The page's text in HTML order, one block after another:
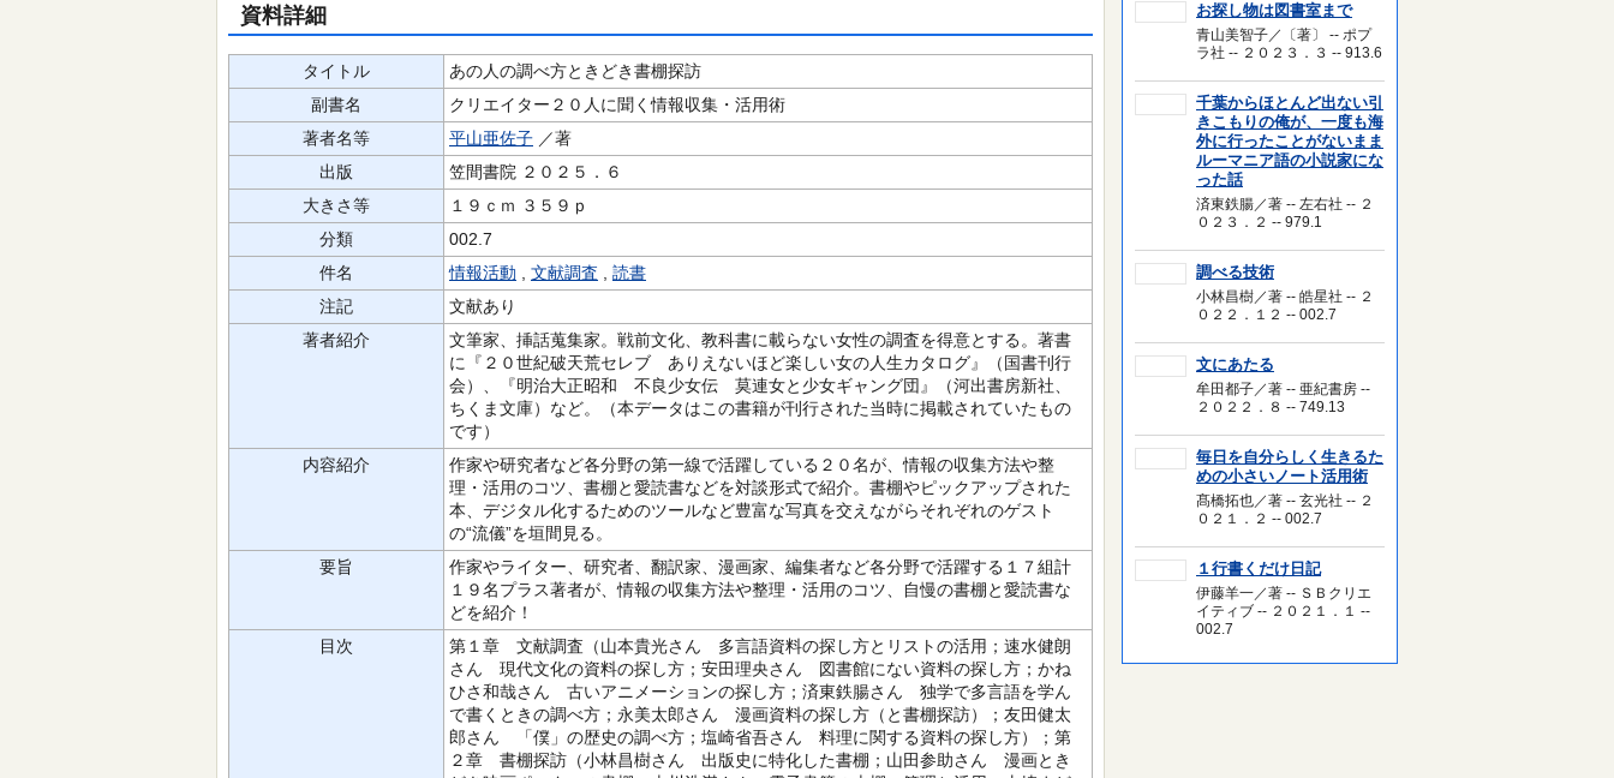
資料詳細
タイトル
あの人の調べ方ときどき書棚探訪
副書名
クリエイター２０人に聞く情報収集・活用術
著者名等
平山亜佐子 ／著
出版
笠間書院 ２０２５．６
大きさ等
１９ｃｍ ３５９ｐ
分類
002.7
件名
情報活動 , 文献調査 , 読書
注記
文献あり
著者紹介
文筆家、挿話蒐集家。戦前文化、教科書に載らない女性の調査を得意とする。著書
に『２０世紀破天荒セレブ ありえないほど楽しい女の人生カタログ』（国書刊行
会）、『明治大正昭和 不良少女伝 莫連女と少女ギャング団』（河出書房新社、
ちくま文庫）など。（本データはこの書籍が刊行された当時に掲載されていたもの
です）
内容紹介
作家や研究者など各分野の第一線で活躍している２０名が、情報の収集方法や整
理・活用のコツ、書棚と愛読書などを対談形式で紹介。書棚やピックアップされた
本、デジタル化するためのツールなど豊富な写真を交えながらそれぞれのゲスト
の“流儀”を垣間見る。
要旨
作家やライター、研究者、翻訳家、漫画家、編集者など各分野で活躍する１７組計
１９名プラス著者が、情報の収集方法や整理・活用のコツ、自慢の書棚と愛読書な
どを紹介！
目次
第１章 文献調査（山本貴光さん 多言語資料の探し方とリストの活用；速水健朗
さん 現代文化の資料の探し方；安田理央さん 図書館にない資料の探し方；かね
ひさ和哉さん 古いアニメーションの探し方；済東鉄腸さん 独学で多言語を学ん
で書くときの調べ方；永美太郎さん 漫画資料の探し方（と書棚探訪）；友田健太
郎さん 「僕」の歴史の調べ方；塩崎省吾さん 料理に関する資料の探し方）；第
２章 書棚探訪（小林昌樹さん 出版史に特化した書棚；山田参助さん 漫画とき
お探し物は図書室まで
青山美智子／〔著〕 -- ポプ
ラ社 -- ２０２３．３ -- 913.6
千葉からほとんど出ない引
きこもりの俺が、一度も海
外に行ったことがないまま
ルーマニア語の小説家にな
った話
済東鉄腸／著 -- 左右社 -- ２
０２３．２ -- 979.1
調べる技術
小林昌樹／著 -- 皓星社 -- ２
０２２．１２ -- 002.7
文にあたる
牟田都子／著 -- 亜紀書房 --
２０２２．８ -- 749.13
毎日を自分らしく生きるた
めの小さいノート活用術
髙橋拓也／著 -- 玄光社 -- ２
０２１．２ -- 002.7
１行書くだけ日記
伊藤羊一／著 -- ＳＢクリエ
イティブ -- ２０２１．１ --
002.7